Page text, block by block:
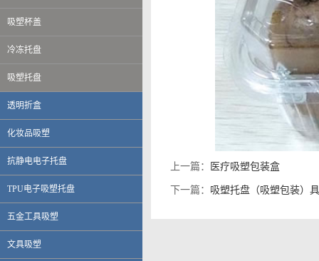
吸塑杯盖
冷冻托盘
吸塑托盘
透明折盒
化妆品吸塑
抗静电电子托盘
TPU电子吸塑托盘
五金工具吸塑
文具吸塑
英华达（上海）科技有限公司
上海大唐移动通信设备有限公司
资生堂集团上海华妮透明美容香皂
苏州黎姿化妆品有限公司
上一篇： 医疗吸塑包装盒
下一篇： 吸塑托盘（吸塑包装）